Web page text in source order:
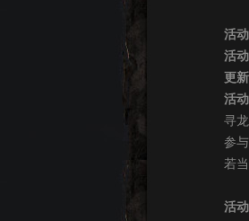
活动
活
更
活动
寻龙进
参与
若当日
活